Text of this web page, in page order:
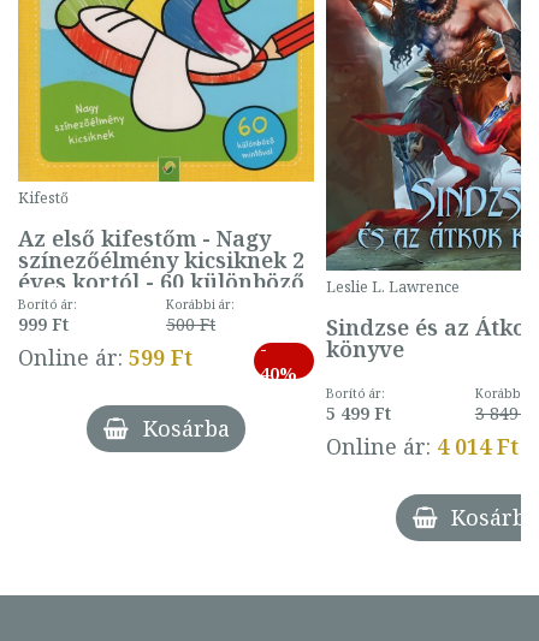
Kifestő
Az első kifestőm - Nagy
színezőélmény kicsiknek 2
éves kortól - 60 különböző
mintával (gombás)
Borító ár:
999 Ft
Korábbi ár:
500 Ft
Online ár: 599 Ft
-
40%
Kosárba
Leslie L. Lawrence
Sindzse és az Átkok
könyve
Borító ár:
5 499 Ft
Korábbi
3 849 Ft
Online ár: 4 014 Ft
Kosárba